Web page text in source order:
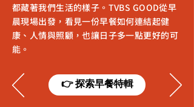
都藏著我們生活的樣子。TVBS GOOD從早
晨現場出發，看見一份早餐如何連結起健
康、人情與照顧，也讓日子多一點更好的可
能。
👉 探索早餐特輯